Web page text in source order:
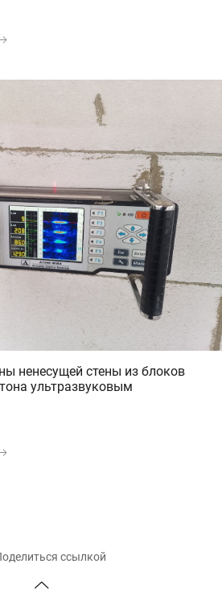
ненесущей стены из блоков
ультразвуковым
ссылкой